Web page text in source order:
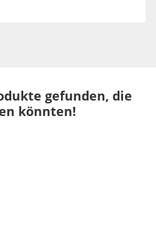
gefunden, die
könnten!